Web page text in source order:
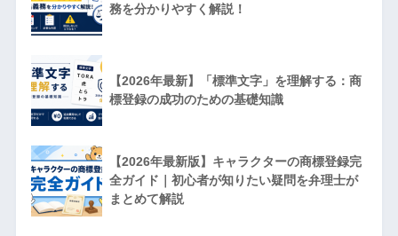
務を分かりやすく解説！
【2026年最新】「標準文字」を理解する：商
標登録の成功のための基礎知識
【2026年最新版】キャラクターの商標登録完
全ガイド｜初心者が知りたい疑問を弁理士が
まとめて解説